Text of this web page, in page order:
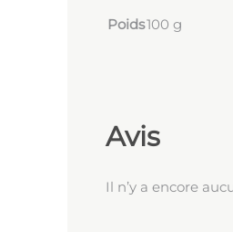
Poids100 g
Avis
Il n’y a encore